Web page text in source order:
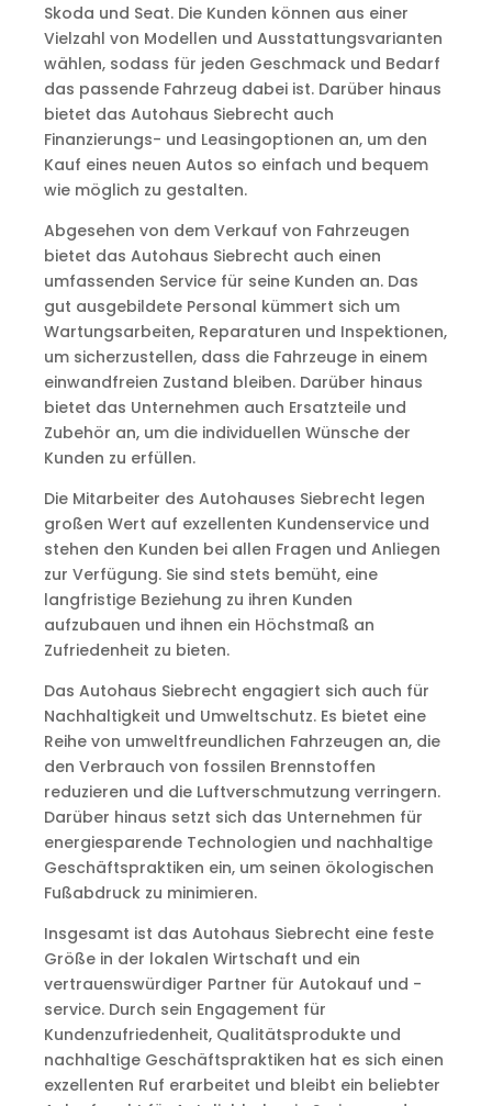
Skoda und Seat. Die Kunden können aus einer
Vielzahl von Modellen und Ausstattungsvarianten
wählen, sodass für jeden Geschmack und Bedarf
das passende Fahrzeug dabei ist. Darüber hinaus
bietet das Autohaus Siebrecht auch
Finanzierungs- und Leasingoptionen an, um den
Kauf eines neuen Autos so einfach und bequem
wie möglich zu gestalten.
Abgesehen von dem Verkauf von Fahrzeugen
bietet das Autohaus Siebrecht auch einen
umfassenden Service für seine Kunden an. Das
gut ausgebildete Personal kümmert sich um
Wartungsarbeiten, Reparaturen und Inspektionen,
um sicherzustellen, dass die Fahrzeuge in einem
einwandfreien Zustand bleiben. Darüber hinaus
bietet das Unternehmen auch Ersatzteile und
Zubehör an, um die individuellen Wünsche der
Kunden zu erfüllen.
Die Mitarbeiter des Autohauses Siebrecht legen
großen Wert auf exzellenten Kundenservice und
stehen den Kunden bei allen Fragen und Anliegen
zur Verfügung. Sie sind stets bemüht, eine
langfristige Beziehung zu ihren Kunden
aufzubauen und ihnen ein Höchstmaß an
Zufriedenheit zu bieten.
Das Autohaus Siebrecht engagiert sich auch für
Nachhaltigkeit und Umweltschutz. Es bietet eine
Reihe von umweltfreundlichen Fahrzeugen an, die
den Verbrauch von fossilen Brennstoffen
reduzieren und die Luftverschmutzung verringern.
Darüber hinaus setzt sich das Unternehmen für
energiesparende Technologien und nachhaltige
Geschäftspraktiken ein, um seinen ökologischen
Fußabdruck zu minimieren.
Insgesamt ist das Autohaus Siebrecht eine feste
Größe in der lokalen Wirtschaft und ein
vertrauenswürdiger Partner für Autokauf und -
service. Durch sein Engagement für
Kundenzufriedenheit, Qualitätsprodukte und
nachhaltige Geschäftspraktiken hat es sich einen
exzellenten Ruf erarbeitet und bleibt ein beliebter